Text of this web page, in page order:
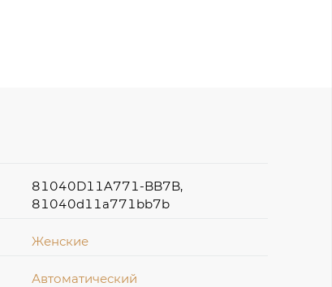
81040D11A771-BB7B,
81040d11a771bb7b
Женские
Автоматический